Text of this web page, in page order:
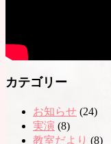
カテゴリー
お知らせ (24)
実演 (8)
教室だより (8)